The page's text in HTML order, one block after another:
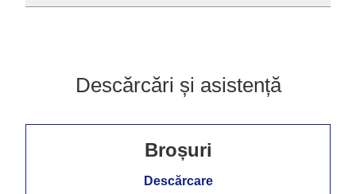
Descărcări și asistență
Broșuri
Descărcare